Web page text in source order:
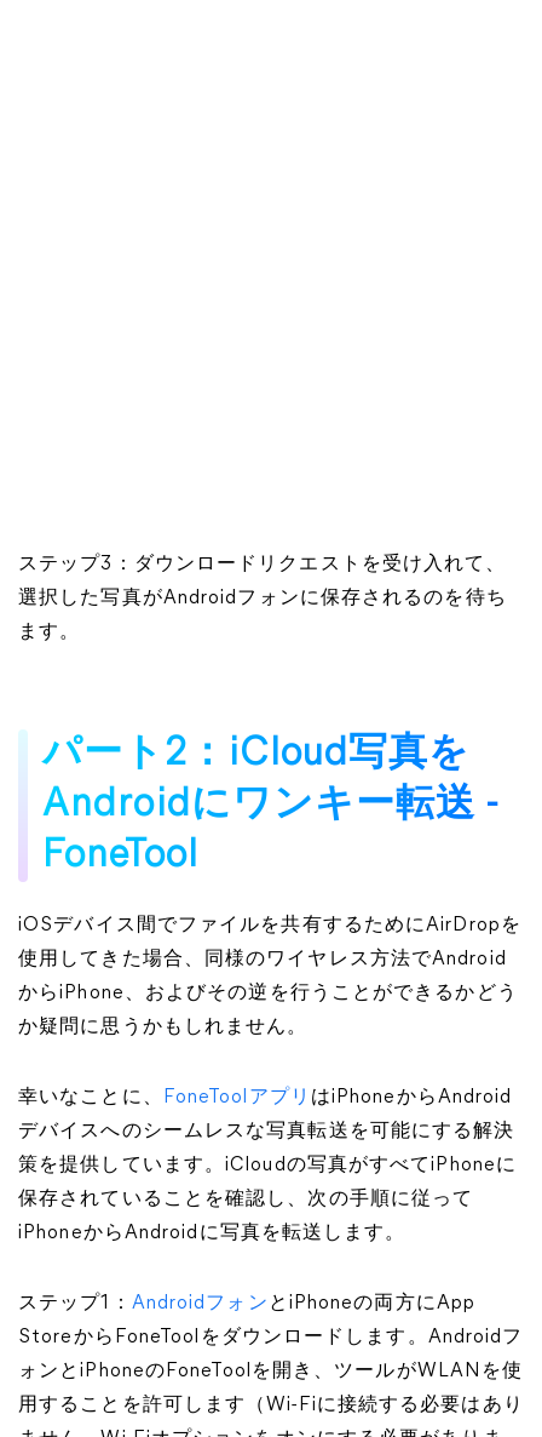
ステップ3：ダウンロードリクエストを受け入れて、
選択した写真がAndroidフォンに保存されるのを待ち
ます。
パート2：iCloud写真を
Androidにワンキー転送 -
FoneTool
iOSデバイス間でファイルを共有するためにAirDropを
使用してきた場合、同様のワイヤレス方法でAndroid
からiPhone、およびその逆を行うことができるかどう
か疑問に思うかもしれません。
幸いなことに、 FoneToolアプリ はiPhoneからAndroid
デバイスへのシームレスな写真転送を可能にする解決
策を提供しています。iCloudの写真がすべてiPhoneに
保存されていることを確認し、次の手順に従って
iPhoneからAndroidに写真を転送します。
ステップ1： Androidフォン とiPhoneの両方にApp
StoreからFoneToolをダウンロードします。Androidフ
ォンとiPhoneのFoneToolを開き、ツールがWLANを使
用することを許可します（Wi-Fiに接続する必要はあり